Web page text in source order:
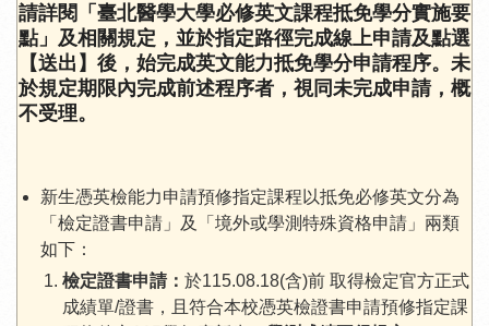
請詳閱「臺北醫學大學必修英文課程抵免學分實施要
點」及相關規定，並於指定路徑完成線上申請及點選
【送出】後，始完成英文能力抵免學分申請程序。未
於規定期限內完成前述程序者，視同未完成申請，概
不受理。
新生憑英檢能力申請預修指定課程以抵免必修英文分為
「檢定證書申請」及「境外或學測特殊資格申請」兩類
如下：
檢定證書申請： 於115.08.18(含)前 取得檢定官方正式
成績單/證書，且符合本校憑英檢證書申請預修指定課